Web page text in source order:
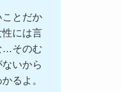
とだか
性には言
…そのむ
いから
るよ。